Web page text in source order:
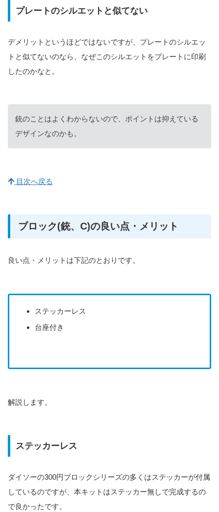
プレートのシルエットと似てない
デメリットというほどではないですが、プレートのシルエッ
トと似てないのなら、なぜこのシルエットをプレートに印刷
したのかなと。
銃のことはよくわからないので、ポイントは抑えている
デザインなのかも。
目次へ戻る
ブロック(銃、C)の良い点・メリット
良い点・メリットは下記のとおりです。
ステッカーレス
台座付き
解説します。
ステッカーレス
ダイソーの300円ブロックシリーズの多くはステッカーが付属
しているのですが、本キットはステッカー無しで完成するの
で良かったです。